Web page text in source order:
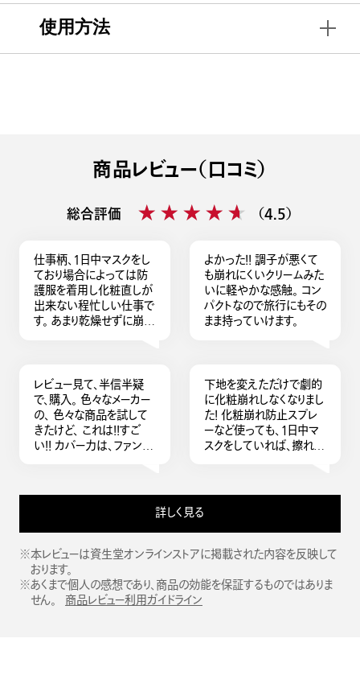
使用方法
商品レビュー（口コミ）
総合評価 ★★★★★
★★★★★ （4.5）
仕事柄、1日中マスクをし
ており場合によっては防
護服を着用し化粧直しが
出来ない程忙しい仕事で
す。 あまり乾燥せずに崩れ
たがシンクロスキンのプラ
イマーで決まり。 綺麗で
す。感動ものです。
よかった！！ 調子が悪くて
も崩れにくいクリームみた
いに軽やかな感触。 コン
パクトなので旅行にもその
まま持っていけます。
レビュー見て、半信半疑
で、購入。 色々なメーカー
の、 色々な商品を試して
きたけど、 これは！！すご
い！！ カバー力は、ファンデ
ンの使用量が減り、 また、
マスクに、つきにくい。 メイ
下地を変えただけで劇的
に化粧崩れしなくなりまし
た！ 化粧崩れ防止スプレ
ーなど使っても、１日中マ
スクをしていれば、擦れて
下地にしてからは皆無で
す。 さらっとして伸びがよ
く、無色なので肌色を選ば
のもとても良いです！
詳しく見る
※本レビューは資生堂オンラインストアに掲載された内容を反映して
おります。
※あくまで個人の感想であり、商品の効能を保証するものではありま
せん。
商品レビュー利用ガイドライン